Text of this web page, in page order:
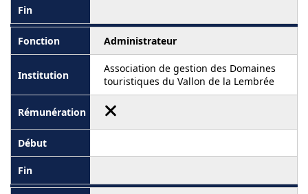
Administrateur
Association de gestion des Domaines
touristiques du Vallon de la Lembrée